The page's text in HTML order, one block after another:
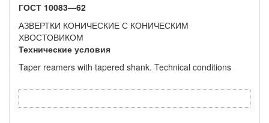
ГОСТ 10083—62
АЗВЕРТКИ КОНИЧЕСКИЕ С КОНИЧЕСКИМ
ХВОСТОВИКОМ
Технические условия
Taper reamers with tapered shank. Technical conditions